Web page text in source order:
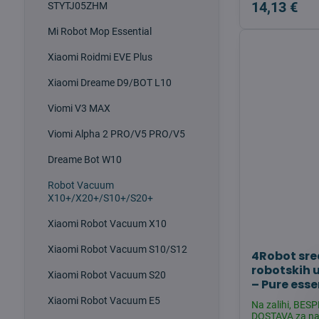
14,13 €
4Robot
robotskih
– Pure
Na zalihi,
DOSTAVA za
STYTJ05ZHM
Mi Robot Mop Essential
Xiaomi Roidmi EVE Plus
Xiaomi Dreame D9/BOT L10
Viomi V3 MAX
Viomi Alpha 2 PRO/V5 PRO/V5
Dreame Bot W10
Robot Vacuum
X10+/X20+/S10+/S20+
Xiaomi Robot Vacuum X10
Xiaomi Robot Vacuum S10/S12
Xiaomi Robot Vacuum S20
Xiaomi Robot Vacuum E5